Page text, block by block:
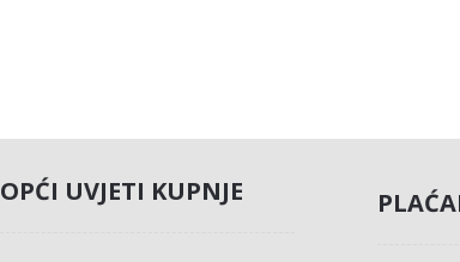
OPĆI UVJETI KUPNJE